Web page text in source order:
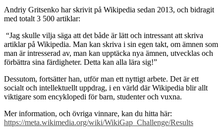
Andriy Gritsenko har skrivit på Wikipedia sedan 2013, och bidragit
med totalt 3 500 artiklar:
“Jag skulle vilja säga att det både är lätt och intressant att skriva
artiklar på Wikipedia. Man kan skriva i sin egen takt, om ämnen som
man är intresserad av, man kan upptäcka nya ämnen, utvecklas och
förbättra sina färdigheter. Detta kan alla lära sig!”
Dessutom, fortsätter han, utför man ett nyttigt arbete. Det är ett
socialt och intellektuellt uppdrag, i en värld där Wikipedia blir allt
viktigare som encyklopedi för barn, studenter och vuxna.
Mer information, och övriga vinnare, kan du hitta här:
https://meta.wikimedia.org/wiki/WikiGap_Challenge/Results